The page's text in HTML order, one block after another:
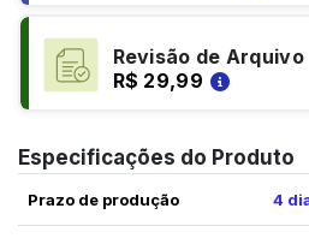
Revisão de Arquivo
R$ 29,99
Especificações do Produto
Prazo de produção 4